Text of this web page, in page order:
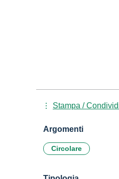
Stampa /
Argomenti
Circolare